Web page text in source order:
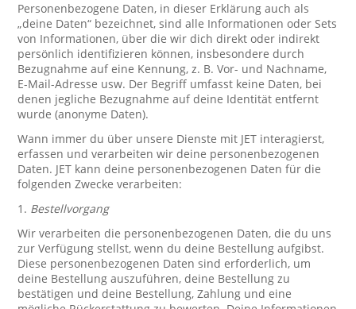
Personenbezogene Daten, in dieser Erklärung auch als
„deine Daten“ bezeichnet, sind alle Informationen oder Sets
von Informationen, über die wir dich direkt oder indirekt
persönlich identifizieren können, insbesondere durch
Bezugnahme auf eine Kennung, z. B. Vor- und Nachname,
E-Mail-Adresse usw. Der Begriff umfasst keine Daten, bei
denen jegliche Bezugnahme auf deine Identität entfernt
wurde (anonyme Daten).
Wann immer du über unsere Dienste mit JET interagierst,
erfassen und verarbeiten wir deine personenbezogenen
Daten. JET kann deine personenbezogenen Daten für die
folgenden Zwecke verarbeiten:
1. Bestellvorgang
Wir verarbeiten die personenbezogenen Daten, die du uns
zur Verfügung stellst, wenn du deine Bestellung aufgibst.
Diese personenbezogenen Daten sind erforderlich, um
deine Bestellung auszuführen, deine Bestellung zu
bestätigen und deine Bestellung, Zahlung und eine